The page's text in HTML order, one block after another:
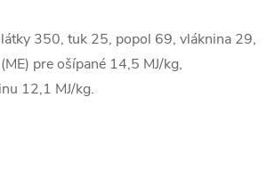
350, tuk 25, popol 69, vláknina 29,
pre ošípané 14,5 MJ/kg,
12,1 MJ/kg.